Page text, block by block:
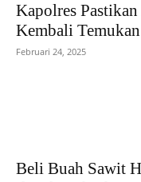
Kapolres
Kembali
Februari 24, 2025
Beli Buah Sawit